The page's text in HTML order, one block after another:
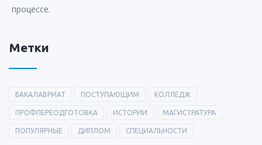
процессе.
Метки
БАКАЛАВРИАТ ПОСТУПАЮЩИМ КОЛЛЕДЖ
ПРОФПЕРЕОДГОТОВКА ИСТОРИИ МАГИСТРАТУРА
ПОПУЛЯРНЫЕ ДИПЛОМ СПЕЦИАЛЬНОСТИ